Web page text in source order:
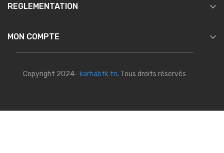
REGLEMENTATION 
MON COMPTE 
Copyright 2024- karhabtk.tn. Tous droits réservés